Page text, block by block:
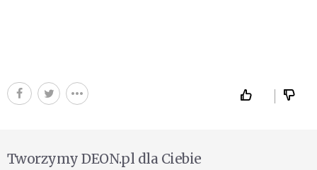
Tworzymy DEON.pl dla Ciebie